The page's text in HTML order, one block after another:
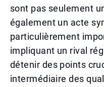
sont pas seulement
également un acte
particulièrement
impliquant un rival
détenir des points
intermédiaire des